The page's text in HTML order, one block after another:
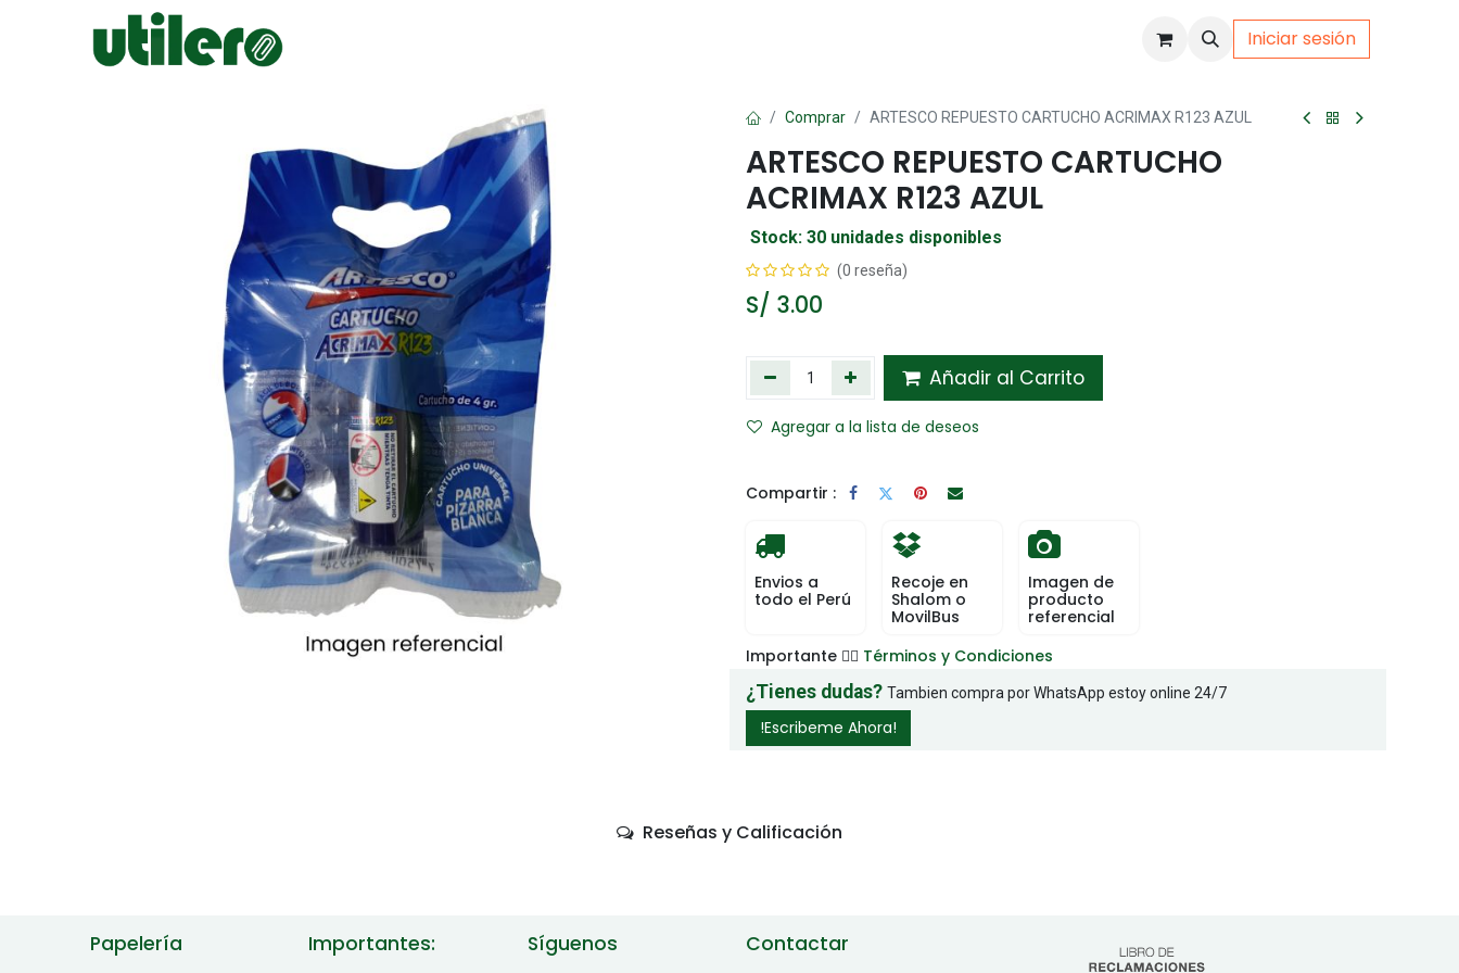
Iniciar sesión
Comprar ARTESCO REPUESTO CARTUCHO ACRIMAX R123 AZUL
ARTESCO REPUESTO CARTUCHO
ACRIMAX R123 AZUL
Stock: 30 unidades disponibles
(0 reseña)
S/ 3.00
Añadir al Carrito
Agregar a la lista de deseos
Compartir :
Envios a
todo el Perú
Recoje en
Shalom o
MovilBus
Imagen de
producto
referencial
Importante 👉🏻 Términos y Condiciones
¿Tienes dudas? Tambien compra por WhatsApp estoy online 24/7
!Escribeme Ahora!
Reseñas y Calificación
Papelería Importantes: Síguenos Contactar